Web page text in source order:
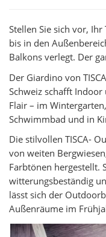
Stellen Sie sich vor,
bis in den
Balkons verlegt. Der
Der Giardino von
Schweiz schafft
Flair – im
Schwimmbad und in
Die stilvollen TISCA-
von weiten
Farbtönen hergestellt.
witterungsbeständig
lässt sich der
Außenräume im